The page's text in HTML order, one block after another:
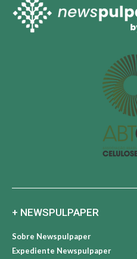
+ NEWSPULPAPER
Sobre Newspulpaper
Expediente Newspulpaper